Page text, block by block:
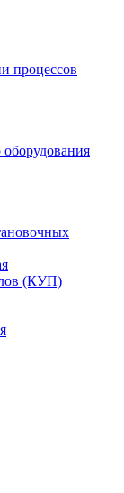
процессов
(КУП)